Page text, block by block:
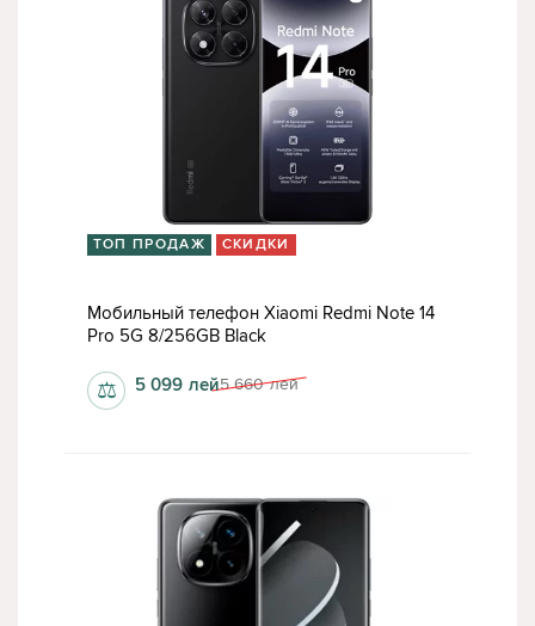
ТОП ПРОДАЖ СКИДКИ
Мобильный телефон Xiaomi Redmi Note 14
Pro 5G 8/256GB Black
5 660 лей
5 099 лей
⚖